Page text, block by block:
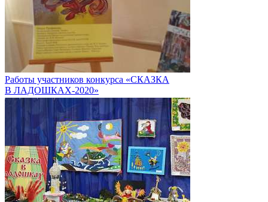
Работы участников конкурса «СКАЗКА
В ЛАДОШКАХ-2020»